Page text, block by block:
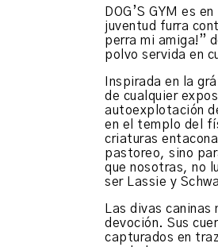
DOG’S GYM es
juventud furra
perra mi amiga!”
polvo servida en
Inspirada en la
de cualquier
autoexplotación
en el templo del
criaturas
pastoreo, sino
que nosotras, no
ser Lassie y
Las divas
devoción. Sus
capturados en